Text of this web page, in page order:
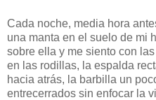
Cada noche, media hora
una manta en el suelo de mi
sobre ella y me siento con
en las rodillas, la espalda
hacia atrás, la barbilla un
entrecerrados sin enfocar la